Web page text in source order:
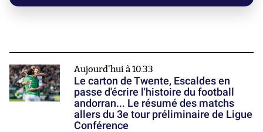
Aujourd'hui à 10:33
Le carton de Twente, Escaldes en
passe d'écrire l'histoire du football
andorran... Le résumé des matchs
allers du 3e tour préliminaire de Ligue
Conférence